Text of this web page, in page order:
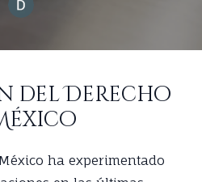
del Derecho
ha experimentado